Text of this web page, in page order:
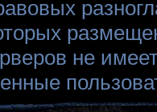
не